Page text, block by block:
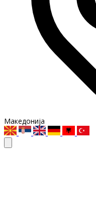
Македонија